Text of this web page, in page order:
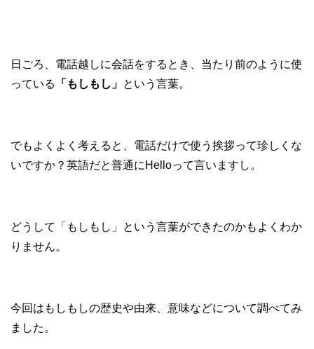
日ごろ、電話越しに会話をするとき、当たり前のように使
っている
「もしもし」 という言葉。
でもよくよく考えると、電話だけで使う挨拶って珍しくな
いですか？英語だと普通にHelloって言いますし。
どうして「もしもし」という言葉ができたのかもよくわか
りません。
今回はもしもしの歴史や由来、意味などについて調べてみ
ました。